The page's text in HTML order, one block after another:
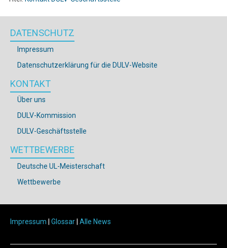
DATENSCHUTZ
Impressum
Datenschutzerklärung für die DULV-Website
KONTAKT
Über uns
DULV-Kommission
DULV-Geschäftsstelle
WETTBEWERBE
Deutsche UL-Meisterschaft
Wettbewerbe
Impressum | Glossar| Alle News